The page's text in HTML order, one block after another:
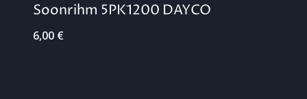
Soonrihm 5PK1200 DAYCO
6,00 €